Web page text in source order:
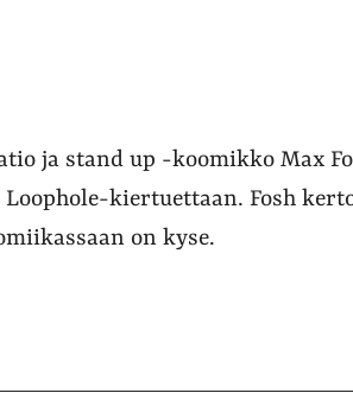
ja stand up -koomikko Max
Loophole-kiertuettaan. Fosh
on kyse.